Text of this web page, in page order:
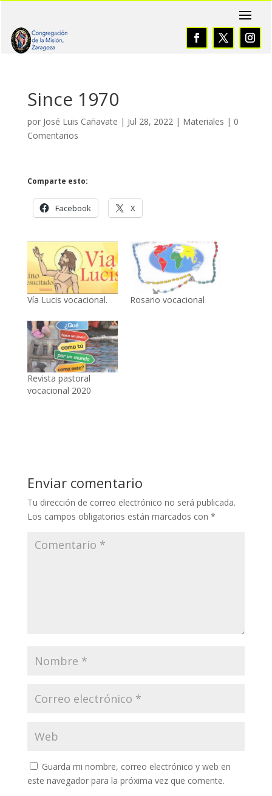
Since 1970
por José Luis Cañavate | Jul 28, 2022| Materiales | 0
Comentarios
Comparte esto:
Facebook X
Vía Lucis vocacional. Rosario vocacional
Revista pastoral
vocacional 2020
Enviar comentario
Tu dirección de correo electrónico no será publicada.
Los campos obligatorios están marcados con *
Guarda mi nombre, correo electrónico y web en
este navegador para la próxima vez que comente.